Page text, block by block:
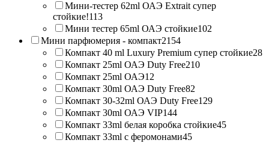
Мини-тестер 62ml ОАЭ Extrait супер
стойкие!113
Мини тестер 65ml ОАЭ стойкие102
Мини парфюмерия - компакт2154
Компакт 40 ml Luxury Premium супер стойкие28
Компакт 25ml ОАЭ Duty Free210
Компакт 25ml ОАЭ12
Компакт 30ml ОАЭ Duty Free82
Компакт 30-32ml ОАЭ Duty Free129
Компакт 30ml ОАЭ VIP144
Компакт 33ml белая коробка стойкие45
Компакт 33ml с феромонами45